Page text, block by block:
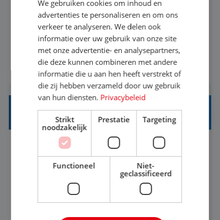
Met jouw ervaring in de reisbranche of
achtergrond in toerisme ben je klaar voor de
volgende stap. Vanaf je stoel reis je de hele
wereld over en speel je moeiteloos in op de
wensen van je team, je klant en wat er in de
reiswereld gebeurt. Met je enthousiasme weet je
klanten te overtuigen om die droomreis te
boeken! ...
BEKIJK VACATURE
REISADVISEUR ALLROUND
Aalsmeer, Noord-Holland, Nederland
33-36 uur
MBO
Een vakantie plannen is het leukste dat er is. Of
het nu voor jezelf is, of voor een ander: jij vindt
We gebruiken cookies om inhoud en
advertenties te personaliseren en om ons
verkeer te analyseren. We delen ook
informatie over uw gebruik van onze site
met onze advertentie- en analysepartners,
die deze kunnen combineren met andere
informatie die u aan hen heeft verstrekt of
die zij hebben verzameld door uw gebruik
van hun diensten. Privacybeleid
Strikt
noodzakelijk
Prestatie Targeting
Functioneel
Niet-
geclassificeerd